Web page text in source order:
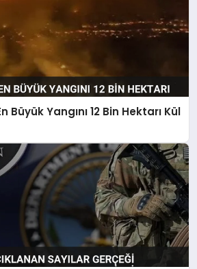
Büyük Yangını 12 Bin Hektarı Kül